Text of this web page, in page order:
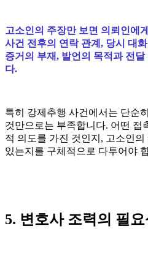
고소인의 주장만 보면 의뢰인에
사건 전후의 연락 관계, 당시 대
증거의 부재, 발언의 목적과 전
다.
특히 강제추행 사건에서는 단순
것만으로는 부족합니다. 어떤 접
적 의도를 가진 것인지, 고소인
있는지를 구체적으로 다투어야
5. 변호사 조력의 필요